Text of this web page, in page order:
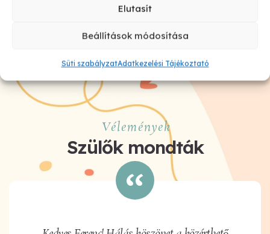
Elutasít
Beállítások módosítása
Süti szabályzatAdatkezelési Tájékoztató
Vélemények
Szülők mondták